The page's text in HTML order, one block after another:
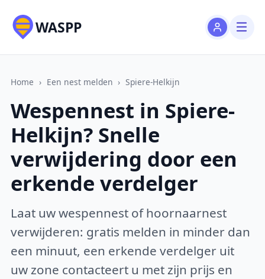
WASPP
Home › Een nest melden › Spiere-Helkijn
Wespennest in Spiere-
Helkijn? Snelle
verwijdering door een
erkende verdelger
Laat uw wespennest of hoornaarnest
verwijderen: gratis melden in minder dan
een minuut, een erkende verdelger uit
uw zone contacteert u met zijn prijs en